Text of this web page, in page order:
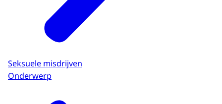
Seksuele misdrijven
Onderwerp